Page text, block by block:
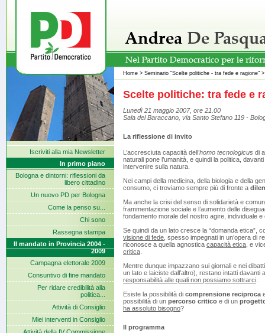
Iscriviti alla mia Newsletter
In primo piano
Bologna e dintorni: riflessioni da
libero cittadino
Un nuovo PD per Bologna
Come la penso su...
Chi sono
Rassegna stampa
Il mandato in Provincia 2004 -
2009
Campagna elettorale 2009
Consuntivo di fine mandato
Per ridare credibilità alla
politica...
Attività di Consiglio
Miei interventi in Consiglio
Home > Seminario "Scelte politiche - tra fede e ragione"
Scelte politiche: tra fede e
Lunedì 21 maggio 2007, ore 21.00
Sala del Baraccano, via Santo Stefano 119 -
La riflessione di invito
L’accresciuta capacità dell’homo tecnologicus di
naturali pone l’umanità, e quindi la politica,
intervenire sulla natura.
Nei campi della medicina, della biologia e della
consumo, ci troviamo sempre più di fronte a
Ma anche la crisi del senso di solidarietà e
frammentazione sociale e l’aumento delle
fondamento morale del nostro agire, individuale e
Se quindi da un lato cresce la “domanda etica”,
visione di fede , spesso impegnati in un’opera di
riconosce a quella agnostica capacità etica , e
critica
Mentre dunque impazzano sui giornali e nei
un lato e laiciste dall’altro), restano intatti
responsabilità alle quali non possiamo sottrarci
Esiste la possibilità di comprensione reciproca
possibilità di un percorso critico e di un
ha assoluto bisogno?
Il programma